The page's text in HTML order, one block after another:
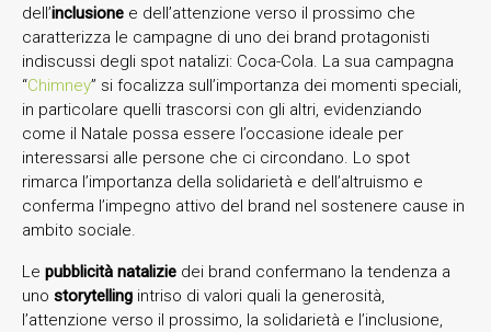
dell’inclusione e dell’attenzione verso il prossimo che
caratterizza le campagne di uno dei brand protagonisti
indiscussi degli spot natalizi: Coca-Cola. La sua campagna
“Chimney” si focalizza sull’importanza dei momenti speciali,
in particolare quelli trascorsi con gli altri, evidenziando
come il Natale possa essere l’occasione ideale per
interessarsi alle persone che ci circondano. Lo spot
rimarca l’importanza della solidarietà e dell’altruismo e
conferma l’impegno attivo del brand nel sostenere cause in
ambito sociale.
Le pubblicità natalizie dei brand confermano la tendenza a
uno storytelling intriso di valori quali la generosità,
l’attenzione verso il prossimo, la solidarietà e l’inclusione,